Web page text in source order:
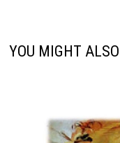
YOU MIGHT